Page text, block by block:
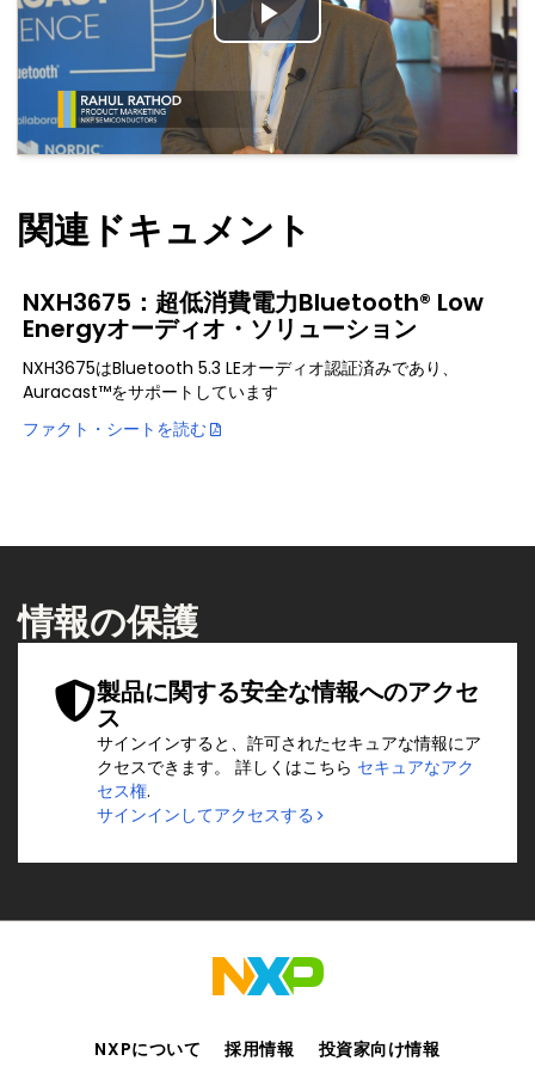
Play
Video
関連ドキュメント
NXH3675：超低消費電力Bluetooth® Low
Energyオーディオ・ソリューション
NXH3675はBluetooth 5.3 LEオーディオ認証済みであり、
Auracast™をサポートしています
ファクト・シートを読む
情報の保護
製品に関する安全な情報へのアクセ
ス
サインインすると、許可されたセキュアな情報にア
クセスできます。 詳しくはこちら セキュアなアク
セス権.
サインインしてアクセスする
NXPについて 採用情報 投資家向け情報